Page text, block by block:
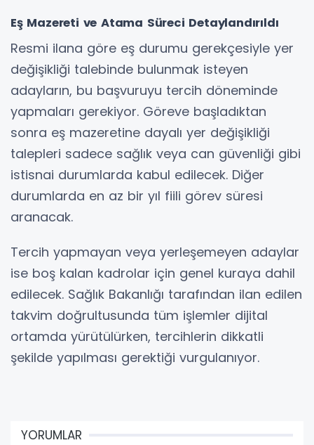
Eş Mazereti ve Atama Süreci Detaylandırıldı
Resmi ilana göre eş durumu gerekçesiyle yer
değişikliği talebinde bulunmak isteyen
adayların, bu başvuruyu tercih döneminde
yapmaları gerekiyor. Göreve başladıktan
sonra eş mazeretine dayalı yer değişikliği
talepleri sadece sağlık veya can güvenliği gibi
istisnai durumlarda kabul edilecek. Diğer
durumlarda en az bir yıl fiili görev süresi
aranacak.
Tercih yapmayan veya yerleşemeyen adaylar
ise boş kalan kadrolar için genel kuraya dahil
edilecek. Sağlık Bakanlığı tarafından ilan edilen
takvim doğrultusunda tüm işlemler dijital
ortamda yürütülürken, tercihlerin dikkatli
şekilde yapılması gerektiği vurgulanıyor.
YORUMLAR